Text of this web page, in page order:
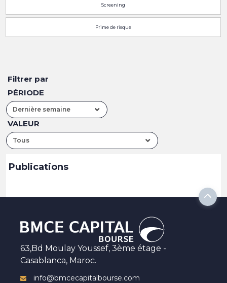
Screening
Prime de risque
Filtrer par
PÉRIODE
Dernière semaine
VALEUR
Tous
Publications
63,Bd Moulay Youssef, 3ème étage -
Casablanca, Maroc.
info@bmcecapitalbourse.com